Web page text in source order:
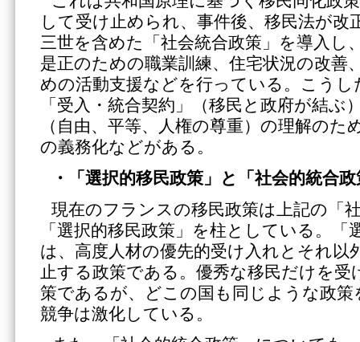
して受け止められ、事件後、移民法が改
三世を含めた「社会統合政策」を導入し
是正のための職業訓練、住宅状況の改善
めの活動支援などを行っている。こう
「受入・統合契約」（移民と政府が結ぶ
（自由、平等、人権の尊重）の理解のた
の義務化などがある。
・「選択的移民政策」と「社会的統合
現在のフランスの移民政策は上記の「
「選択的移民政策」を柱としている。「
は、高度人材の優先的受け入れとそれ以
止する政策である。優秀な移民だけを
策であるが、どこの国も同じような政
競争は激化している。